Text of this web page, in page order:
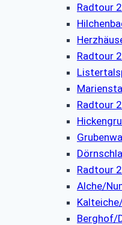
Radtour
Radtour
Radtour
Radtour
Alche/
Berghof/